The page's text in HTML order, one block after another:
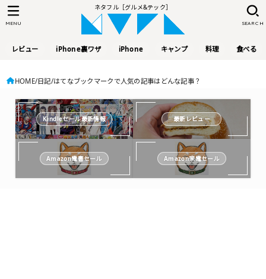
ネタフル［グルメ&テック］
レビュー iPhone裏ワザ iPhone キャンプ 料理 食べる
SEARCH
MENU
HOME 日記 はてなブックマークで人気の記事はどんな記事？
Kindleセール最新情報 最新レビュー
Amazon電書セール Amazon家電セール